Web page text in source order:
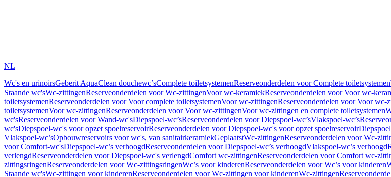
NL
Wc's en urinoirsGeberit AquaClean douchewc’sComplete toiletsystemenReserveonderdelen voor Complete toiletsystemen
Staande wc'sWc-zittingenReserveonderdelen voor Wc-zittingenVoor wc-keramiekReserveonderdelen voor Voor wc-
toiletsystemenReserveonderdelen voor Voor complete toiletsystemenVoor wc-zittingenReserveonderdelen voor Voor wc-
toiletsystemenVoor wc-zittingenReserveonderdelen voor Voor wc-zittingenVoor wc-zittingen en complete toiletsystemen
wc'sReserveonderdelen voor Wand-wc'sDiepspoel-wc’sReserveonderdelen voor Diepspoel-wc’sVlakspoel-wc’s
wc'sDiepspoel-wc's voor opzet spoelreservoirReserveonderdelen voor Diepspoel-wc's voor opzet spoelreservoir
Vlakspoel-wc’sOpbouwreservoirs voor wc's, van sanitairkeramiekGeplaatstWc-zittingenReserveonderdelen voor Wc-
voor Comfort-wc'sDiepspoel-wc’s verhoogdReserveonderdelen voor Diepspoel-wc’s verhoogdVlakspoel-wc’s verhoogd
verlengdReserveonderdelen voor Diepspoel-wc's verlengdComfort wc-zittingenReserveonderdelen voor Comfort wc-
zittingsringenReserveonderdelen voor Wc-zittingsringenWc’s voor kinderenReserveonderdelen voor Wc’s voor kinderen
Staande wc'sWc-zittingen voor kinderenReserveonderdelen voor Wc-zittingen voor kinderenWc-zittingen